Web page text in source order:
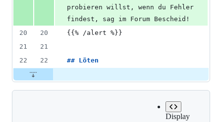
probieren willst, wenn du Fehler
findest, sag im Forum Bescheid!
20
20
{{% /alert %}}
21
21
22
22 ## Löten
Display